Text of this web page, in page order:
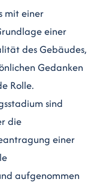
mit einer
einer
des Gebäudes,
Gedanken
Rolle.
sind
die
einer
aufgenommen